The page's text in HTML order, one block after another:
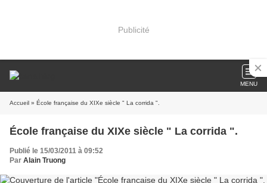
Publicité
MENU
Accueil » École française du XIXe siècle " La corrida ".
École française du XIXe siècle " La corrida ".
Publié le 15/03/2011 à 09:52
Par Alain Truong